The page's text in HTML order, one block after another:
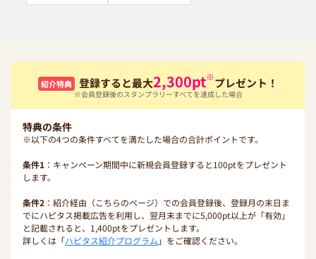
紹介特典 登録すると最大2,300pt※プレゼント！
※会員登録後のスタンプラリーすべてを達成した場合
特典の条件
※以下の4つの条件すべてを満たした場合の合計ポイントです。
条件1 ：キャンペーン期間中に新規会員登録すると100ptをプレゼント
します。
条件2 ：紹介経由（こちらのページ）での会員登録後、登録月の末日ま
でにハピタス掲載広告を利用し、翌月末までに5,000pt以上が「有効」
と記載されると、1,400ptをプレゼントします。
詳しくは「ハピタス紹介プログラム 」をご確認ください。